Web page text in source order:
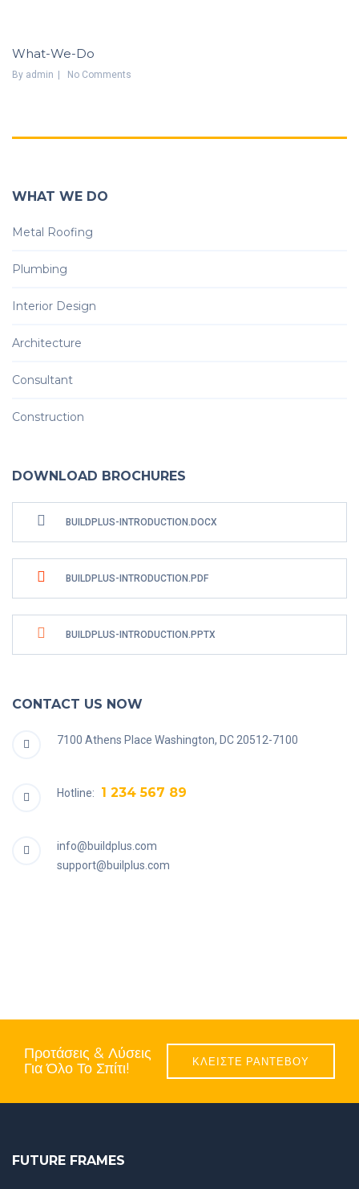
What-We-Do
By Admin No Comments
WHAT WE DO
Metal Roofing
Plumbing
Interior Design
Architecture
Consultant
Construction
DOWNLOAD BROCHURES
BUILDPLUS-INTRODUCTION.DOCX
BUILDPLUS-INTRODUCTION.PDF
BUILDPLUS-INTRODUCTION.PPTX
CONTACT US NOW
7100 Athens Place Washington, DC 20512-7100
Hotline: 1 234 567 89
info@buildplus.com
support@builplus.com
Προτάσεις & Λύσεις
Για Όλο Το Σπίτι!
ΚΛΕΙΣΤΕ ΡΑΝΤΕΒΟΥ
FUTURE FRAMES